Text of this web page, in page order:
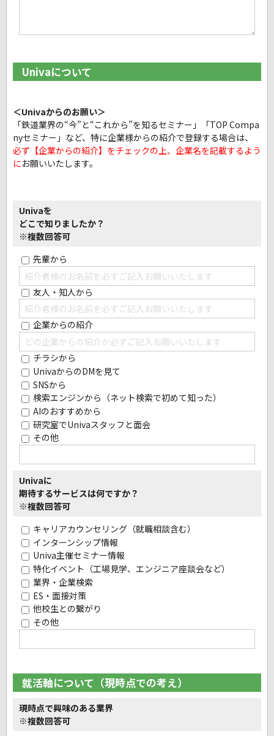
Univaについて
＜Univaからのお願い＞
「鉄道業界の“今”と“これから”を知るセミナー」「TOP Compa
nyセミナー」など、 特に企業様からの紹介で登録する場合は、
必ず【企業からの紹介】をチェックの上、企業名を記載するよう
にお願いいたします。
Univaを
どこで知りましたか？
※複数回答可
先輩から
友人・知人から
企業からの紹介
チラシから
UnivaからのDMを見て
SNSから
検索エンジンから（ネット検索で初めて知った）
AIのおすすめから
研究室でUnivaスタッフと面会
その他
Univaに
期待するサービスは何ですか？
※複数回答可
キャリアカウンセリング（就職相談含む）
インターンシップ情報
Univa主催セミナー情報
特化イベント（工場見学、エンジニア座談会など）
業界・企業検索
ES・面接対策
他校生との繋がり
その他
就活軸について（現時点での考え）
現時点で興味のある業界
※複数回答可